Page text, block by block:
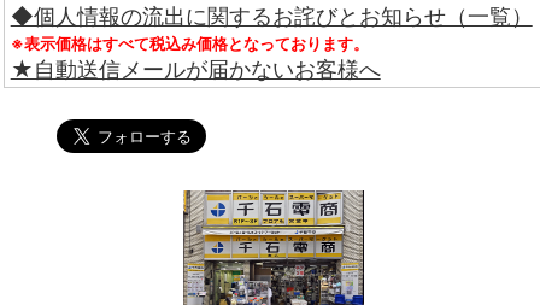
◆個人情報の流出に関するお詫びとお知らせ（一覧）
※表示価格はすべて税込み価格となっております。
★自動送信メールが届かないお客様へ